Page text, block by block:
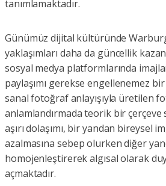
tanımlamaktadır.
Günümüz dijital kültüründe
yaklaşımları daha da güncellik
sosyal medya platformlarında
paylaşımı gerekse engellenemez
sanal fotoğraf anlayışıyla üretilen
anlamlandırmada teorik bir çerçeve
aşırı dolaşımı, bir yandan bireysel
azalmasına sebep olurken diğer
homojenleştirerek algısal olarak
açmaktadır.